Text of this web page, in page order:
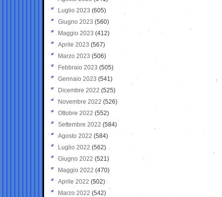
Luglio 2023 (605)
Giugno 2023 (560)
Maggio 2023 (412)
Aprile 2023 (567)
Marzo 2023 (506)
Febbraio 2023 (505)
Gennaio 2023 (541)
Dicembre 2022 (525)
Novembre 2022 (526)
Ottobre 2022 (552)
Settembre 2022 (584)
Agosto 2022 (584)
Luglio 2022 (562)
Giugno 2022 (521)
Maggio 2022 (470)
Aprile 2022 (502)
Marzo 2022 (542)